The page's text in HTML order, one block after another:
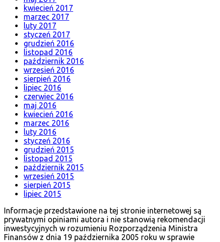
kwiecień 2017
marzec 2017
luty 2017
styczeń 2017
grudzień 2016
listopad 2016
październik 2016
wrzesień 2016
sierpień 2016
lipiec 2016
czerwiec 2016
maj 2016
kwiecień 2016
marzec 2016
luty 2016
styczeń 2016
grudzień 2015
listopad 2015
październik 2015
wrzesień 2015
sierpień 2015
lipiec 2015
Informacje przedstawione na tej stronie internetowej są
prywatnymi opiniami autora i nie stanowią rekomendacji
inwestycyjnych w rozumieniu Rozporządzenia Ministra
Finansów z dnia 19 października 2005 roku w sprawie